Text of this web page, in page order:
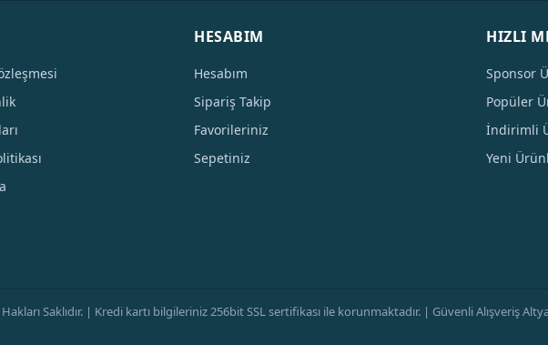
HESABIM
Hesabım
Sipariş Takip
Favorileriniz
Sepetiniz
HIZLI
Sponsor
Popüler
İndirimli
Yeni
Saklıdır. | Kredi kartı bilgileriniz 256bit SSL sertifikası ile korunmaktadır. | Güvenli Alışveriş